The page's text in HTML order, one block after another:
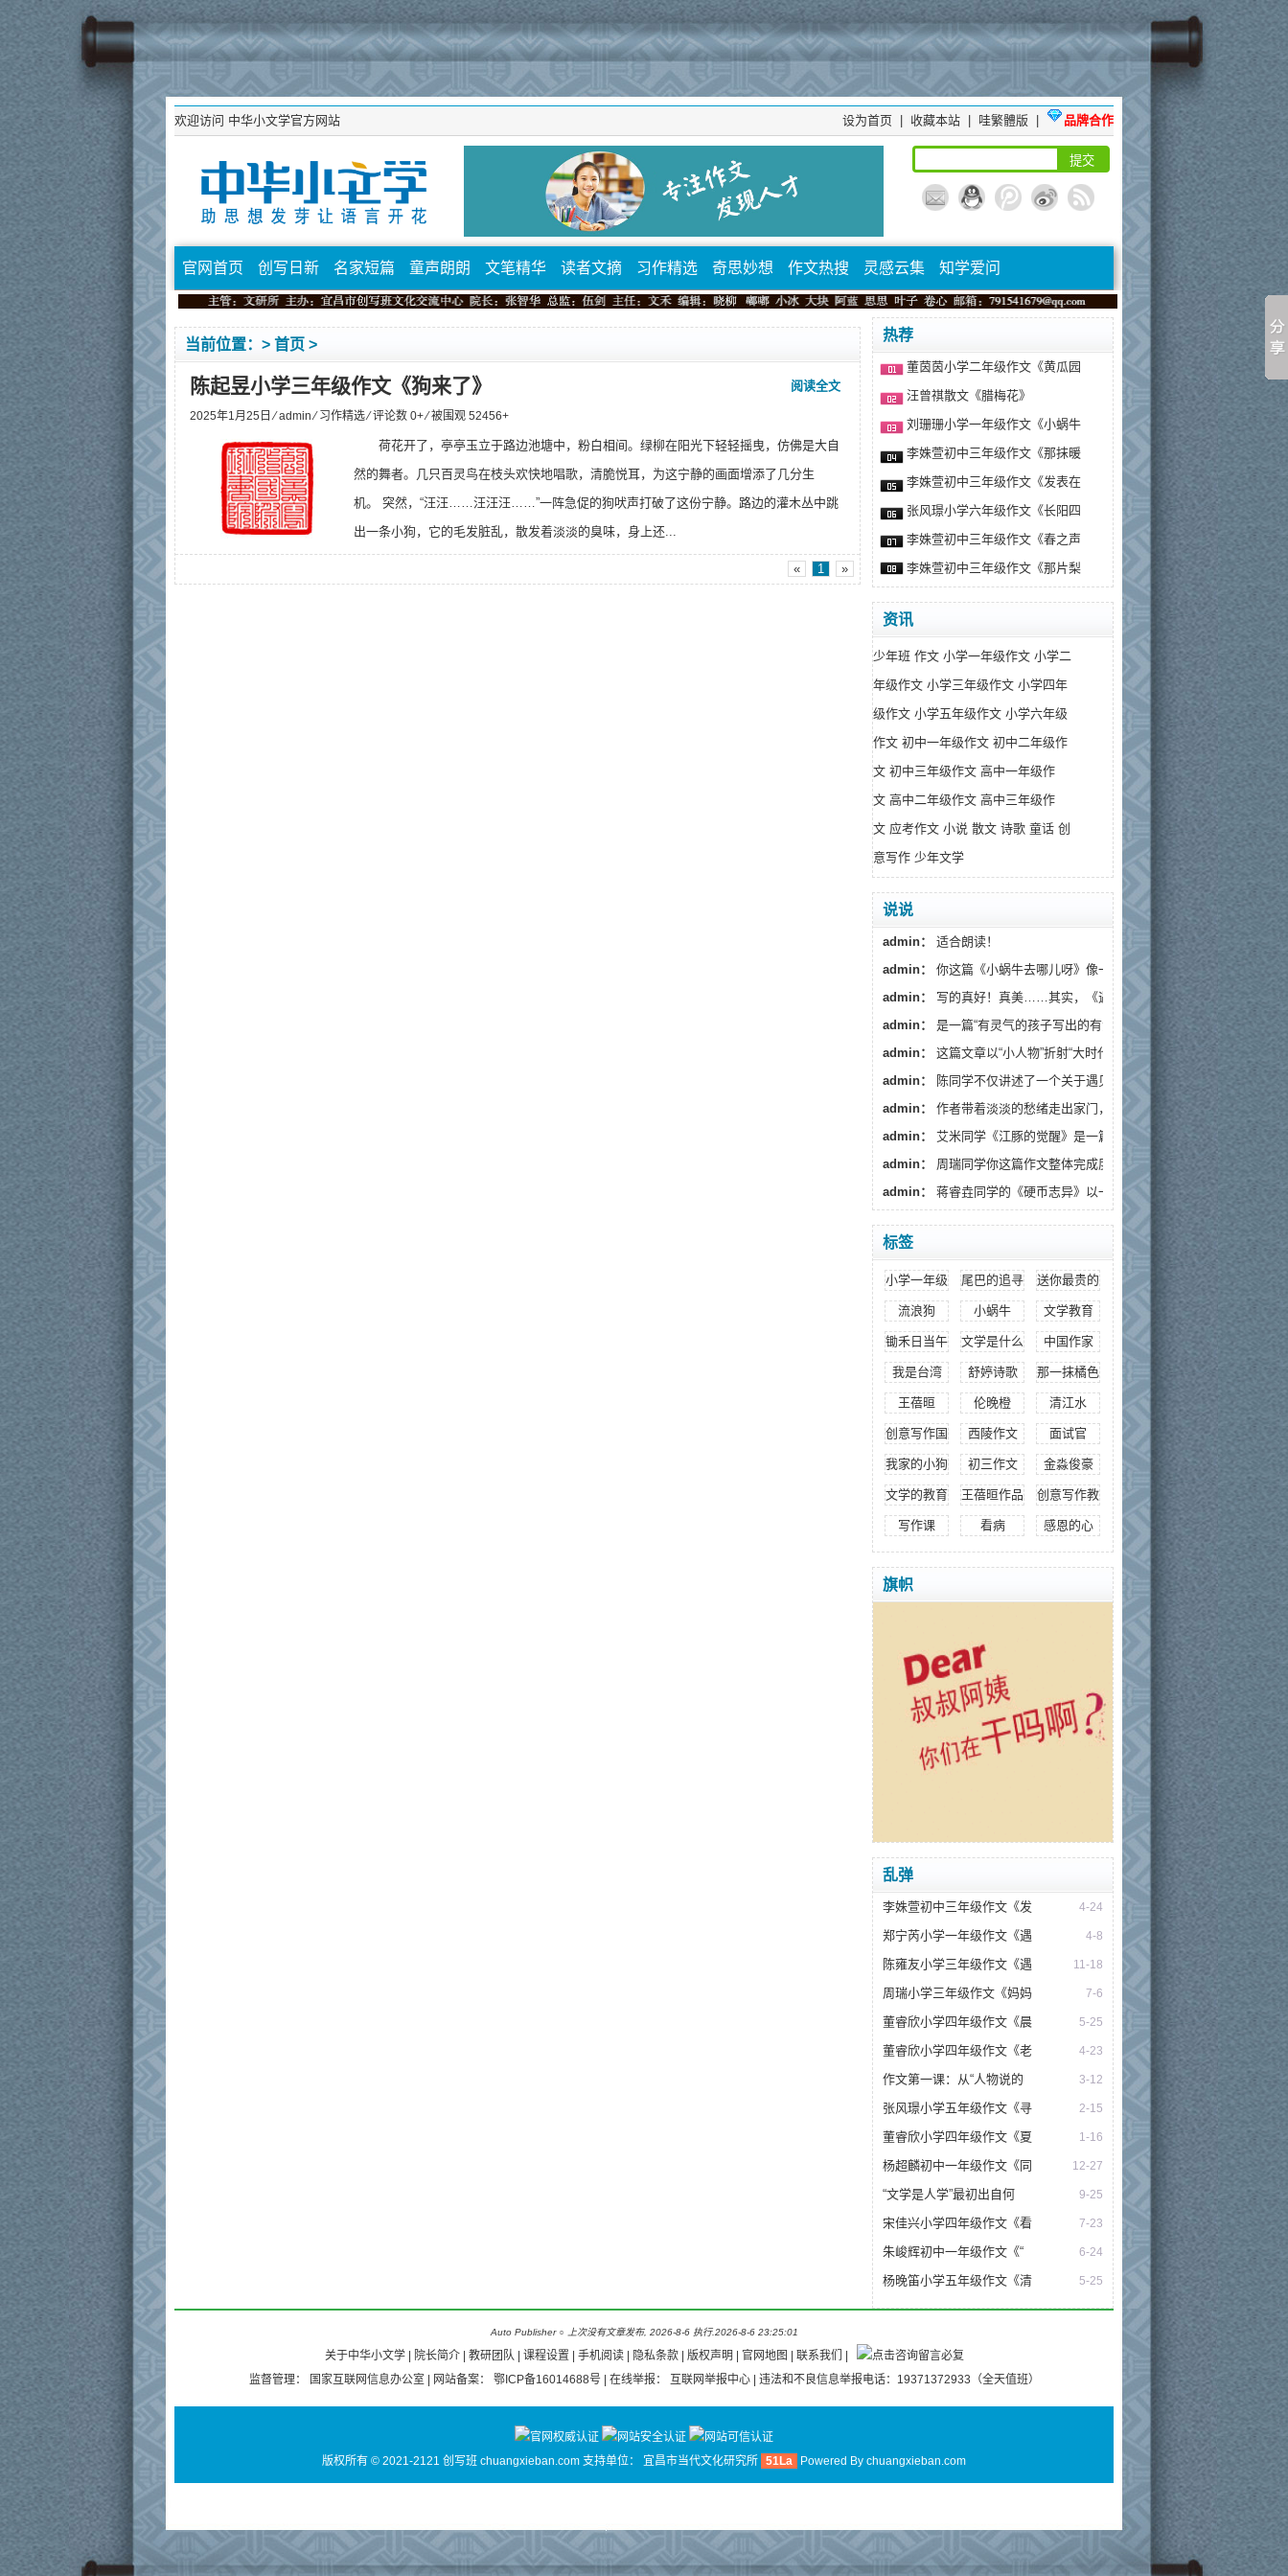
设为首页 收藏本站 哇繁體版 品牌合作
欢迎访问 中华小文学官方网站
官网首页 创写日新 名家短篇 童声朗朗 文笔精华 读者文摘 习作精选 奇思妙想 作文热搜 灵感云集 知学爱问
当前位置：> 首页 >
阅读全文
陈起昱小学三年级作文《狗来了》
2025年1月25日 ⁄admin⁄习作精选⁄ 评论数 0+ ⁄ 被围观 52456+
荷花开了，亭亭玉立于路边池塘中，粉白相间。绿柳在阳光下轻轻摇曳，仿佛是大自
然的舞者。几只百灵鸟在枝头欢快地唱歌，清脆悦耳，为这宁静的画面增添了几分生
机。 突然，“汪汪……汪汪汪……”一阵急促的狗吠声打破了这份宁静。路边的灌木丛中跳
出一条小狗，它的毛发脏乱，散发着淡淡的臭味，身上还...
« 1 »
热荐
董茵茵小学二年级作文《黄瓜园
汪曾祺散文《腊梅花》
刘珊珊小学一年级作文《小蜗牛
李姝萱初中三年级作文《那抹暖
李姝萱初中三年级作文《发表在
张风璟小学六年级作文《长阳四
李姝萱初中三年级作文《春之声
李姝萱初中三年级作文《那片梨
资讯
少年班 作文 小学一年级作文 小学二
年级作文 小学三年级作文 小学四年
级作文 小学五年级作文 小学六年级
作文 初中一年级作文 初中二年级作
文 初中三年级作文 高中一年级作
文 高中二年级作文 高中三年级作
文 应考作文 小说 散文 诗歌 童话 创
意写作 少年文学
说说
admin：
适合朗读！
admin：
你这篇《小蜗牛去哪儿呀》像一阵温柔的春风，读...
admin：
写的真好！真美……其实，《遇见》藏着一个更深的...
admin：
是一篇“有灵气的孩子写出的有温度的文章”。
admin：
这篇文章以“小人物”折射“大时代”，通过生活化...
admin：
陈同学不仅讲述了一个关于遇见流浪狗的故事...
admin：
作者带着淡淡的愁绪走出家门，趁着月色出来散...
admin：
艾米同学《江豚的觉醒》是一篇情感细腻、寓意深...
admin：
周瑞同学你这篇作文整体完成度较高，情感真挚...
admin：
蒋睿垚同学的《硬币志异》以一枚假币的奇幻旅...
标签
小学一年级作文尾巴的追寻 送你最贵的
流浪狗 小蜗牛 文学教育
锄禾日当午 文学是什么 中国作家
我是台湾 舒婷诗歌 那一抹橘色
王蓓晅 伦晚橙 清江水
创意写作国际研究院
西陵作文 面试官
我家的小狗 初三作文 金淼俊豪
文学的教育 王蓓晅作品 创意写作教育
写作课 看病 感恩的心
旗帜
乱弹
4-24
李姝萱初中三年级作文《发
4-8
郑宁芮小学一年级作文《遇
11-18
陈雍友小学三年级作文《遇
7-6
周瑞小学三年级作文《妈妈
5-25
董睿欣小学四年级作文《晨
4-23
董睿欣小学四年级作文《老
3-12
作文第一课：从“人物说的
2-15
张风璟小学五年级作文《寻
1-16
董睿欣小学四年级作文《夏
12-27
杨超麟初中一年级作文《同
9-25
“文学是人学”最初出自何
7-23
宋佳兴小学四年级作文《看
6-24
朱峻辉初中一年级作文《“
5-25
杨晚笛小学五年级作文《清
Auto Publisher ○ 上次没有文章发布, 2026-8-6 执行.2026-8-6 23:25:01
关于中华小文学 院长简介 教研团队 课程设置 | 手机阅读 隐私条款 版权声明 官网地图 联系我们
监督管理：
国家互联网信息办公室 | 网站备案： 鄂ICP备16014688号 | 在线举报： 互联网举报中心 | 违法和不良信息举报电话：19371372933（全天值班）
版权所有 © 2021-2121 创写班 chuangxieban.com 支持单位： 宜昌市当代文化研究所 51La Powered By chuangxieban.com